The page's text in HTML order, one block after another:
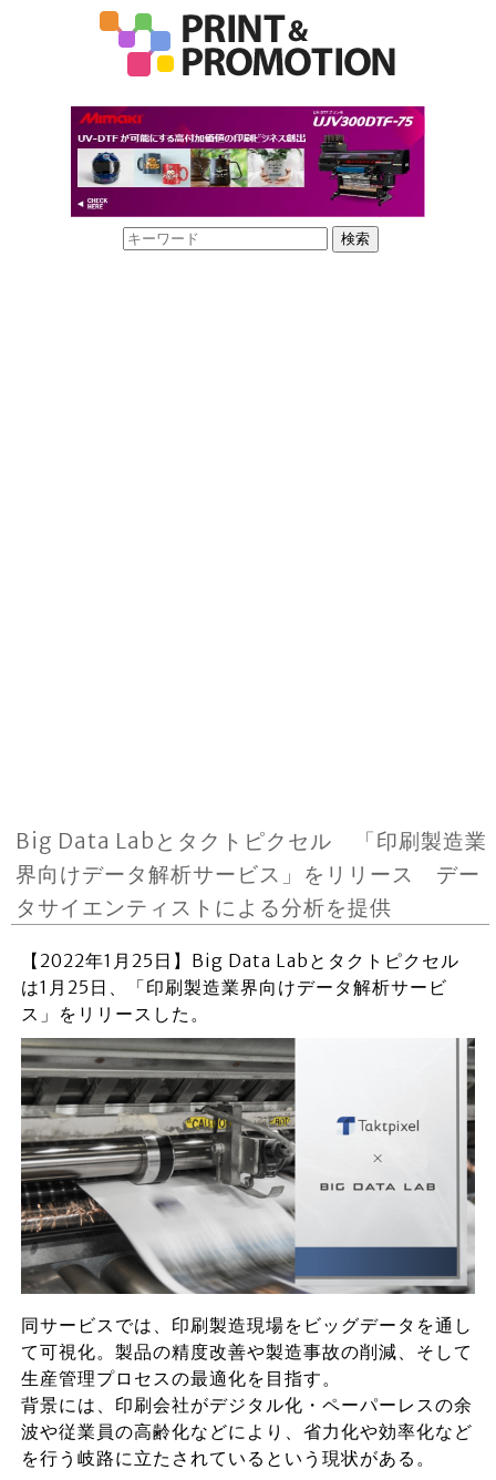
Big Data Labとタクトピクセル 「印刷製造業
界向けデータ解析サービス」をリリース デー
タサイエンティストによる分析を提供
【2022年1月25日】Big Data Labとタクトピクセル
は1月25日、「印刷製造業界向けデータ解析サービ
ス」をリリースした。
同サービスでは、印刷製造現場をビッグデータを通し
て可視化。製品の精度改善や製造事故の削減、そして
生産管理プロセスの最適化を目指す。
背景には、印刷会社がデジタル化・ペーパーレスの余
波や従業員の高齢化などにより、省力化や効率化など
を行う岐路に立たされているという現状がある。